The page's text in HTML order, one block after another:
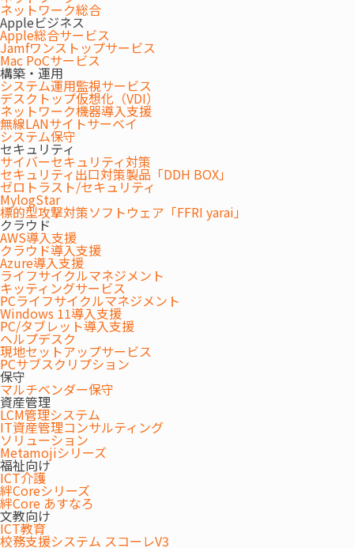
ネットワーク総合
Appleビジネス
Apple総合サービス
Jamfワンストップサービス
Mac PoCサービス
構築・運用
システム運用監視サービス
デスクトップ仮想化（VDI）
ネットワーク機器導入支援
無線LANサイトサーベイ
システム保守
セキュリティ
サイバーセキュリティ対策
セキュリティ出口対策製品「DDH BOX」
ゼロトラスト/セキュリティ
MylogStar
標的型攻撃対策ソフトウェア「FFRI yarai」
クラウド
AWS導入支援
クラウド導入支援
Azure導入支援
ライフサイクルマネジメント
キッティングサービス
PCライフサイクルマネジメント
Windows 11導入支援
PC/タブレット導入支援
ヘルプデスク
現地セットアップサービス
PCサブスクリプション
保守
マルチベンダー保守
資産管理
LCM管理システム
IT資産管理コンサルティング
ソリューション
Metamojiシリーズ
福祉向け
ICT介護
絆Coreシリーズ
絆Core あすなろ
文教向け
ICT教育
校務支援システム スコーレV3
契約管理システムは、公益法人・独立行政法人・一部事務組合・共済組合等
における契約・入札に関する事務 の効率化をめざし、業者登録から、案件入
力、業者選定、検査処理、また統計業務までの契約事務全般を、パソコンに
よりスムーズに管理支援するためのシステムです。
インターネット上での 情報公開や電子入札にも対応できる拡張性をもってい
ます。
システムの特長
契約事務 の流れにそった構成
業者登録から契約案件の入力、執行、契約、検査、統計に
至るまで 時系列に構成されています。